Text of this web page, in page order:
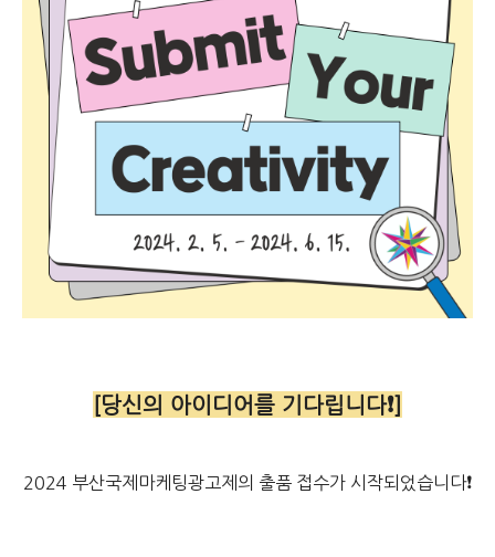
[당신의 아이디어를 기다립니다❗]
2024 부산국제마케팅광고제의 출품 접수가 시작되었습니다❗